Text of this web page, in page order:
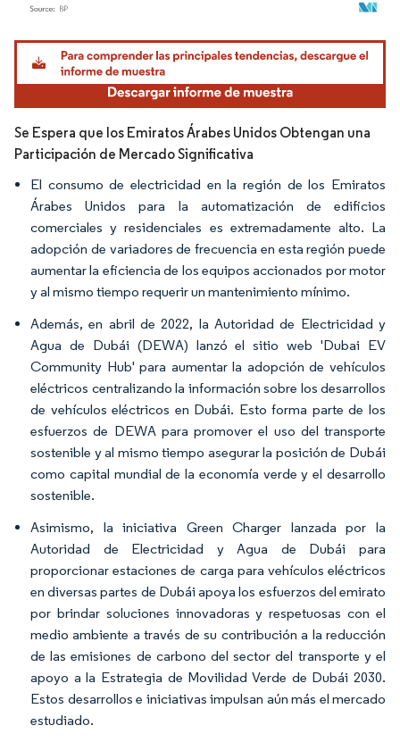
Imagen © Mordor Intelligence. El uso requiere atribución según CC BY 4.0.
Se Espera que los Emiratos Árabes Unidos Obtengan una
Participación de Mercado Significativa
El consumo de electricidad en la región de los Emiratos
Árabes Unidos para la automatización de edificios
comerciales y residenciales es extremadamente alto. La
adopción de variadores de frecuencia en esta región puede
aumentar la eficiencia de los equipos accionados por motor
y al mismo tiempo requerir un mantenimiento mínimo.
Además, en abril de 2022, la Autoridad de Electricidad y
Agua de Dubái (DEWA) lanzó el sitio web 'Dubai EV
Community Hub' para aumentar la adopción de vehículos
eléctricos centralizando la información sobre los desarrollos
de vehículos eléctricos en Dubái. Esto forma parte de los
esfuerzos de DEWA para promover el uso del transporte
sostenible y al mismo tiempo asegurar la posición de Dubái
como capital mundial de la economía verde y el desarrollo
sostenible.
Asimismo, la iniciativa Green Charger lanzada por la
Autoridad de Electricidad y Agua de Dubái para
proporcionar estaciones de carga para vehículos eléctricos
en diversas partes de Dubái apoya los esfuerzos del emirato
por brindar soluciones innovadoras y respetuosas con el
medio ambiente a través de su contribución a la reducción
de las emisiones de carbono del sector del transporte y el
apoyo a la Estrategia de Movilidad Verde de Dubái 2030.
Estos desarrollos e iniciativas impulsan aún más el mercado
estudiado.